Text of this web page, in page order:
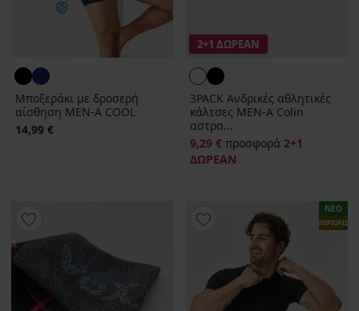
Μποξεράκι με δροσερή
αίσθηση MEN-A COOL
14,99 €
2+1 ΔΩΡΕΑΝ
3PACK Ανδρικές αθλητικές
κάλτσες MEN-A Colin
αστρα...
9,29 € προσφορά 2+1
ΔΩΡΕΑΝ
ΝΕΟ